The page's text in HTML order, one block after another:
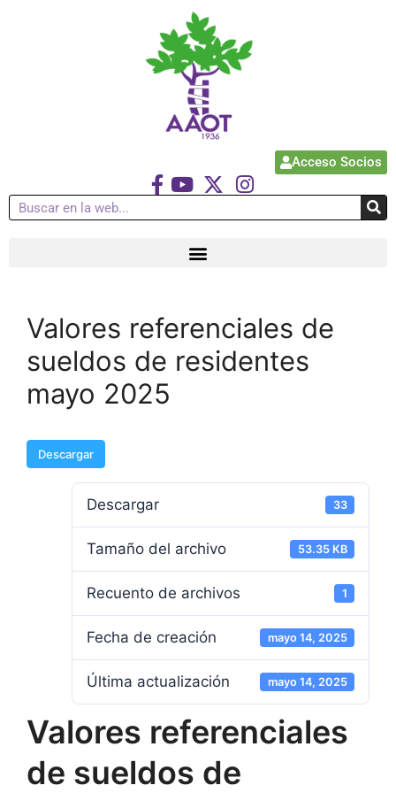
Acceso Socios
Valores referenciales de
sueldos de residentes
mayo 2025
Descargar
Descargar 33
Tamaño del archivo 53.35 KB
Recuento de archivos 1
Fecha de creación mayo 14, 2025
Última actualización mayo 14, 2025
Valores referenciales
de sueldos de